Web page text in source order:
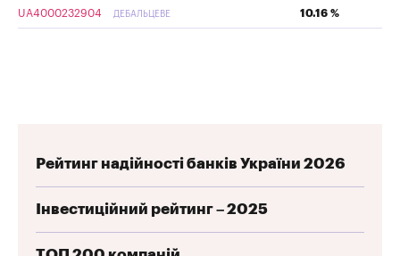
UA4000232904 ДЕБАЛЬЦЕВЕ 10.16 %
Рейтинг надійності банків України 2026
Інвестиційний рейтинг – 2025